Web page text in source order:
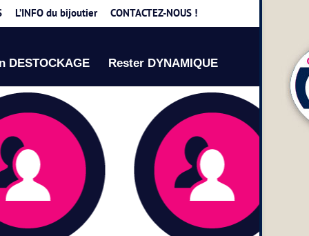
L’INFO du bijoutier CONTACTEZ-NOUS !
DESTOCKAGE Rester DYNAMIQUE